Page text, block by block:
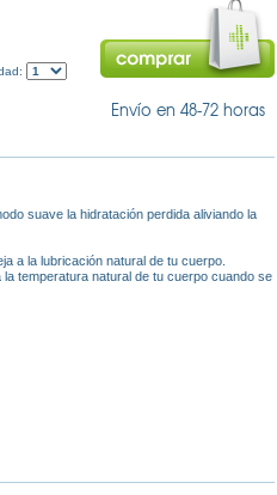
Envío en 48-72 horas
suave la hidratación perdida aliviando la
a la lubricación natural de tu cuerpo.
temperatura natural de tu cuerpo cuando se